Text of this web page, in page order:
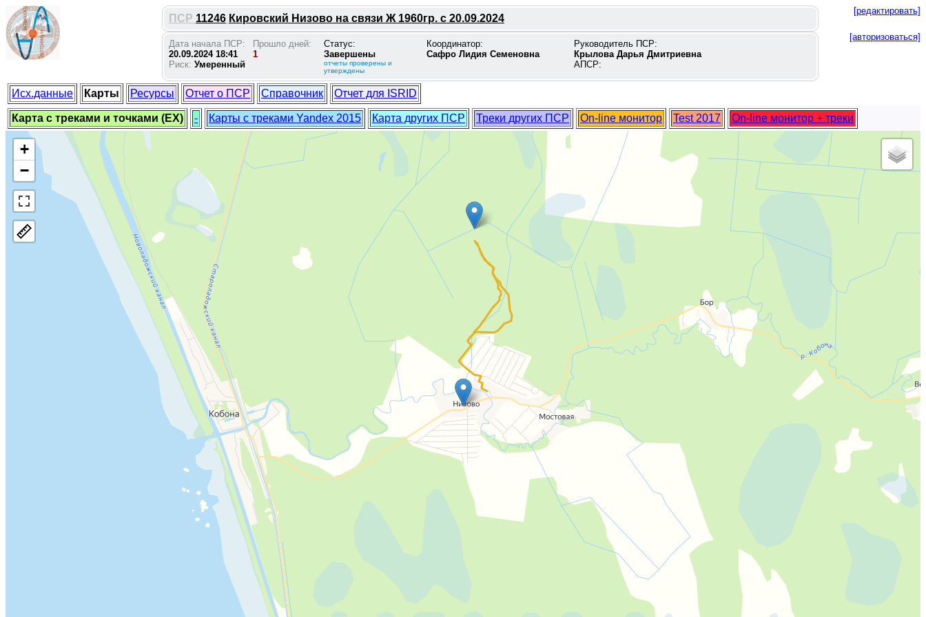
ПСР 11246 Кировский Низово на связи Ж 1960гр. с 20.09.2024
[редактировать]
Дата начала ПСР:
20.09.2024 18:41
Риск: Умеренный
Прошло дней:
1
Статус:
Завершены
отчеты проверены и
утверждены
Координатор:
Сафро Лидия Семеновна
Руководитель ПСР:
Крылова Дарья Дмитриевна
АПСР:
[авторизоваться]
Исх.данные Карты Ресурсы Отчет о ПСР Справочник Отчет для ISRID
Карта с треками и точками (EX) - Карты с треками Yandex 2015 Карта других ПСР Треки других ПСР On-line монитор Test 2017 On-line монитор + треки
+
−